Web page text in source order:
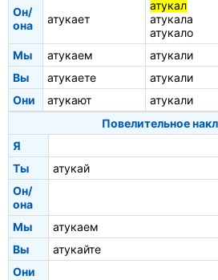
Он/
она
атукает
атукал
атукала
атукало
Мы
атукаем
атукали
Вы
атукаете
атукали
Они
атукают
атукали
Повелительное
Я
Ты
атукай
Он/
она
Мы
атукаем
Вы
атукайте
Они